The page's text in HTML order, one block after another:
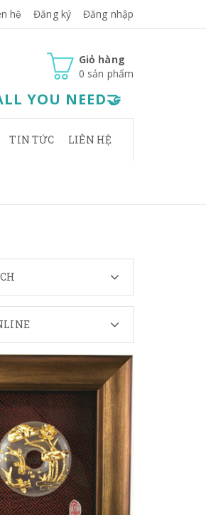
hệ Đăng ký Đăng nhập
Giỏ hàng
0 sản phẩm
YOU NEED🤝
TIN TỨC LIÊN HỆ